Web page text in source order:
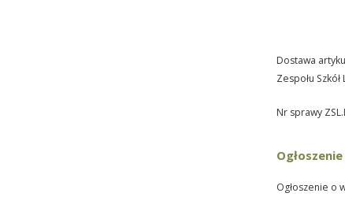
Dostawa
Zespołu
Nr sprawy
Ogłoszenie o